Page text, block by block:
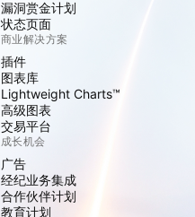
漏洞赏金计划
状态页面
商业解决方案
插件
图表库
Lightweight Charts™
高级图表
交易平台
成长机会
广告
经纪业务集成
合作伙伴计划
教育计划